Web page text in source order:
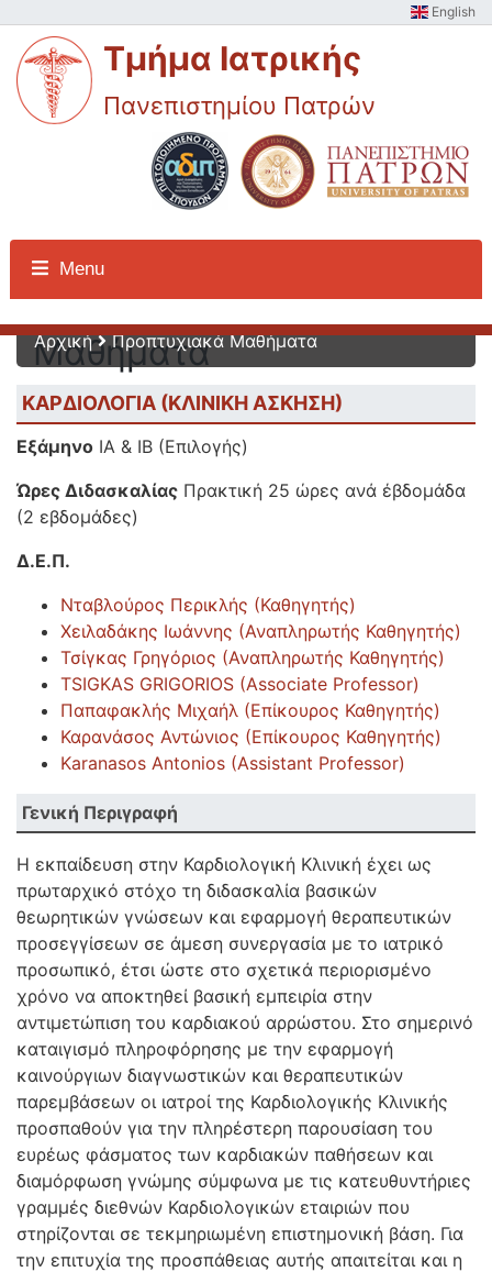
English
Τμήμα Ιατρικής
Πανεπιστημίου Πατρών
Menu
Προπτυχιακά
Μαθήματα
Αρχική Προπτυχιακά Μαθήματα
ΚΑΡΔΙΟΛΟΓΙΑ (ΚΛΙΝΙΚΗ ΑΣΚΗΣΗ)
Εξάμηνο ΙΑ & ΙΒ (Επιλογής)
Ώρες Διδασκαλίας Πρακτική 25 ώρες ανά έβδομάδα
(2 εβδομάδες)
Δ.Ε.Π.
Νταβλούρος Περικλής (Καθηγητής)
Χειλαδάκης Ιωάννης (Αναπληρωτής Καθηγητής)
Τσίγκας Γρηγόριος (Αναπληρωτής Καθηγητής)
TSIGKAS GRIGORIOS (Associate Professor)
Παπαφακλής Μιχαήλ (​Επίκουρος Καθηγητής)
Καρανάσος Αντώνιος (​Επίκουρος Καθηγητής)
Karanasos Antonios (Assistant Professor)
Γενική Περιγραφή
Η εκπαίδευση στην Καρδιολογική Κλινική έχει ως
πρωταρχικό στόχο τη διδασκαλία βασικών
θεωρητικών γνώσεων και εφαρμογή θεραπευτικών
προσεγγίσεων σε άμεση συνεργασία με το ιατρικό
προσωπικό, έτσι ώστε στο σχετικά περιορισμένο
χρόνο να αποκτηθεί βασική εμπειρία στην
αντιμετώπιση του καρδιακού αρρώστου. Στο σημερινό
καταιγισμό πληροφόρησης με την εφαρμογή
καινούργιων διαγνωστικών και θεραπευτικών
παρεμβάσεων οι ιατροί της Καρδιολογικής Κλινικής
προσπαθούν για την πληρέστερη παρουσίαση του
ευρέως φάσματος των καρδιακών παθήσεων και
διαμόρφωση γνώμης σύμφωνα με τις κατευθυντήριες
γραμμές διεθνών Καρδιολογικών εταιριών που
στηρίζονται σε τεκμηριωμένη επιστημονική βάση. Για
την επιτυχία της προσπάθειας αυτής απαιτείται και η